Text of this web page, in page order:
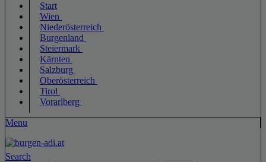
Start
Wien
Niederösterreich
Burgenland
Steiermark
Kärnten
Salzburg
Oberösterreich
Tirol
Vorarlberg
Menu
Search